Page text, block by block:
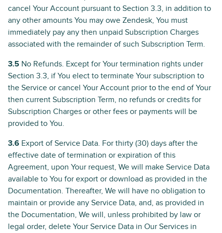
cancel Your Account pursuant to Section 3.3, in addition to
any other amounts You may owe Zendesk, You must
immediately pay any then unpaid Subscription Charges
associated with the remainder of such Subscription Term.
3.5 No Refunds. Except for Your termination rights under
Section 3.3, if You elect to terminate Your subscription to
the Service or cancel Your Account prior to the end of Your
then current Subscription Term, no refunds or credits for
Subscription Charges or other fees or payments will be
provided to You.
3.6 Export of Service Data. For thirty (30) days after the
effective date of termination or expiration of this
Agreement, upon Your request, We will make Service Data
available to You for export or download as provided in the
Documentation. Thereafter, We will have no obligation to
maintain or provide any Service Data, and, as provided in
the Documentation, We will, unless prohibited by law or
legal order, delete Your Service Data in Our Services in